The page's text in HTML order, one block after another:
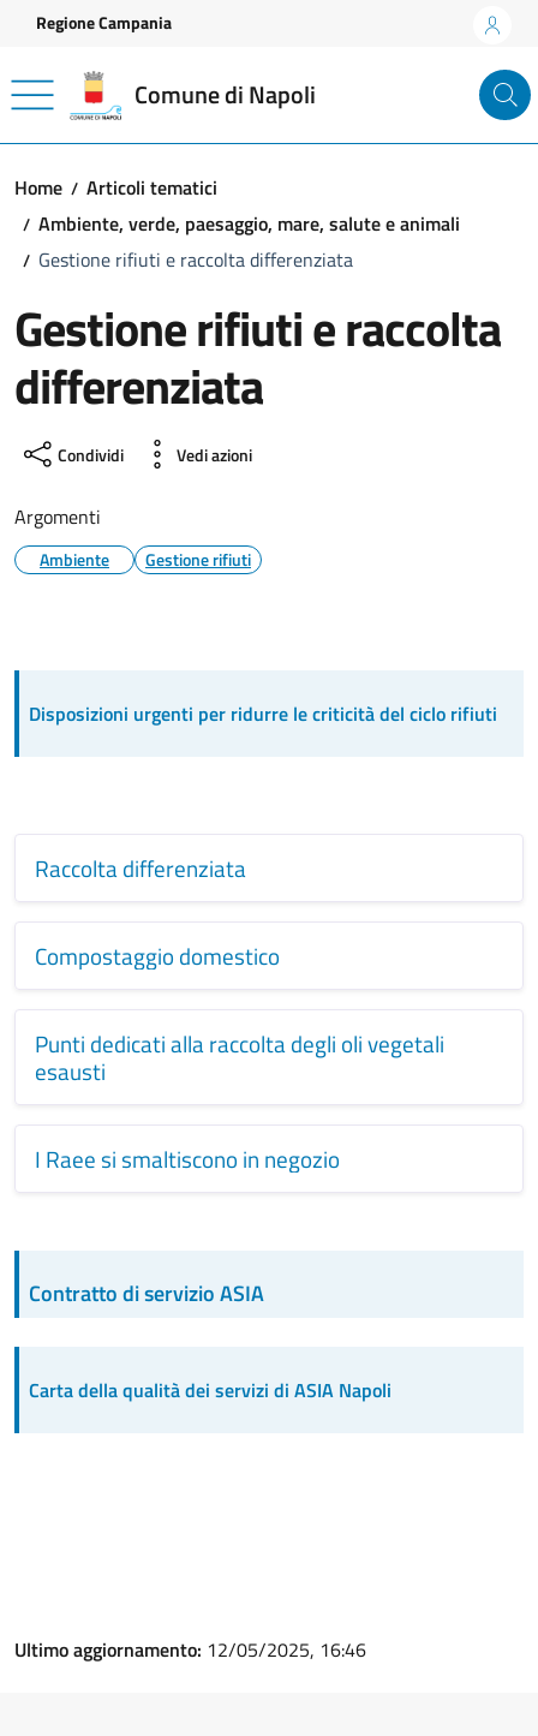
Vai ai contenuti
Vai al footer
Regione Campania
Comune di Napoli
Home
Articoli tematici
Ambiente, verde, paesaggio, mare, salute e animali
Gestione rifiuti e raccolta differenziata
Gestione rifiuti e raccolta
differenziata
Condividi Vedi azioni
Argomenti
Ambiente Gestione rifiuti
Disposizioni urgenti per ridurre le criticità del ciclo rifiuti
Raccolta differenziata
Compostaggio domestico
Punti dedicati alla raccolta degli oli vegetali
esausti
I Raee si smaltiscono in negozio
Contratto di servizio ASIA
Carta della qualità dei servizi di ASIA Napoli
Ultimo aggiornamento: 12/05/2025, 16:46